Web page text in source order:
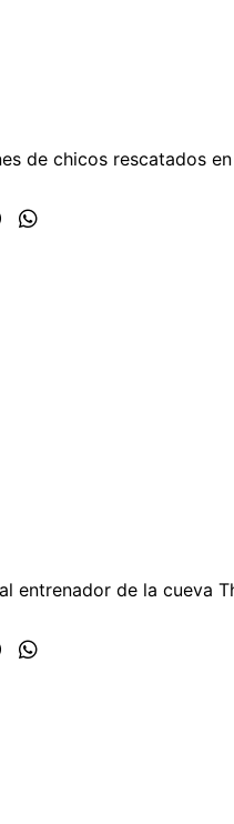
de chicos rescatados
entrenador de la cueva